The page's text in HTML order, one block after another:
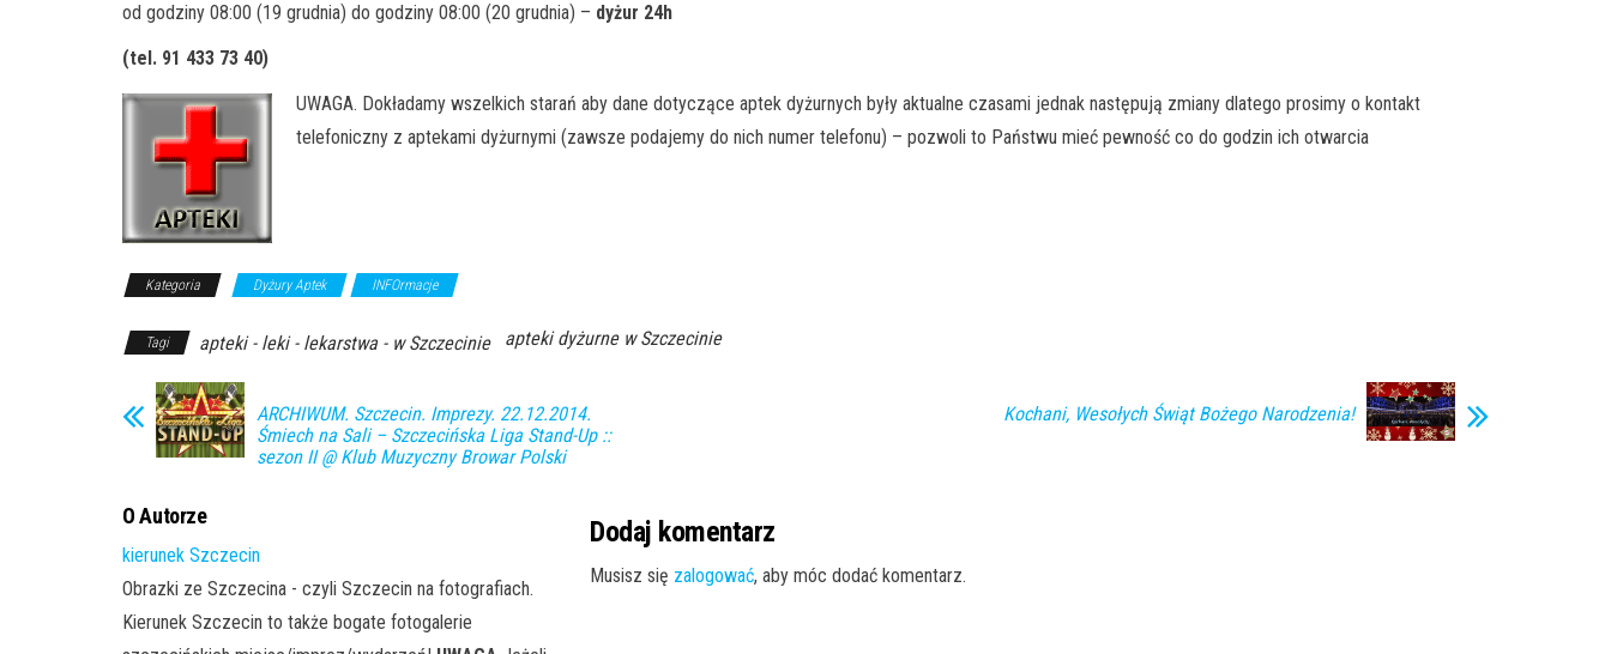
od godziny 08:00 (19 grudnia) do godziny 08:00 (20 grudnia) – dyżur 24h
(tel. 91 433 73 40)
UWAGA. Dokładamy wszelkich starań aby dane dotyczące aptek dyżurnych były aktualne czasami jednak następują zmiany dlatego prosimy o kontakt
telefoniczny z aptekami dyżurnymi (zawsze podajemy do nich numer telefonu) – pozwoli to Państwu mieć pewność co do godzin ich otwarcia
Kategoria Dyżury Aptek INFOrmacje
Tagi apteki - leki - lekarstwa - w Szczecinie apteki dyżurne w Szczecinie
ARCHIWUM. Szczecin. Imprezy. 22.12.2014.
Śmiech na Sali – Szczecińska Liga Stand-Up ::
sezon II @ Klub Muzyczny Browar Polski
Kochani, Wesołych Świąt Bożego Narodzenia!
O Autorze
kierunek Szczecin
Obrazki ze Szczecina - czyli Szczecin na fotografiach.
Kierunek Szczecin to także bogate fotogalerie
Dodaj komentarz
Musisz się zalogować, aby móc dodać komentarz.